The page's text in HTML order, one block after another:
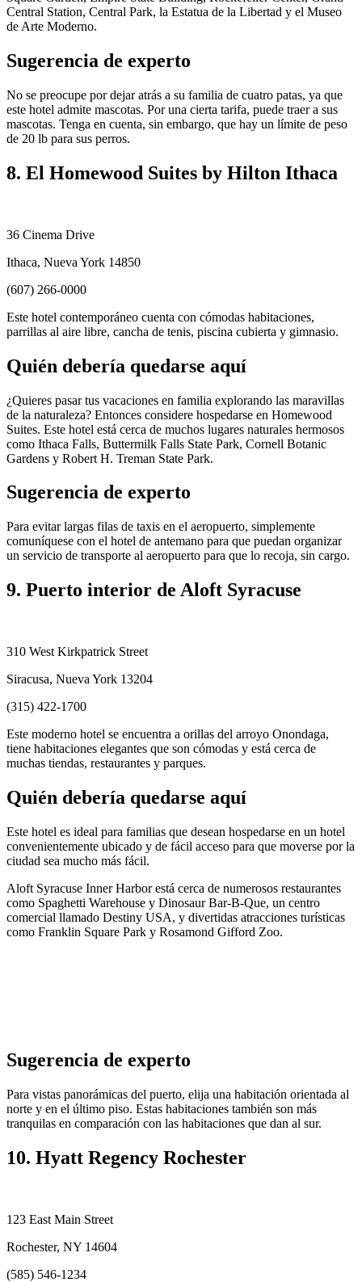
Central Station, Central Park, la Estatua de la Libertad y el Museo
de Arte Moderno.
Sugerencia de experto
No se preocupe por dejar atrás a su familia de cuatro patas, ya que
este hotel admite mascotas. Por una cierta tarifa, puede traer a sus
mascotas. Tenga en cuenta, sin embargo, que hay un límite de peso
de 20 lb para sus perros.
8. El Homewood Suites by Hilton Ithaca
36 Cinema Drive
Ithaca, Nueva York 14850
(607) 266-0000
Este hotel contemporáneo cuenta con cómodas habitaciones,
parrillas al aire libre, cancha de tenis, piscina cubierta y gimnasio.
Quién debería quedarse aquí
¿Quieres pasar tus vacaciones en familia explorando las maravillas
de la naturaleza? Entonces considere hospedarse en Homewood
Suites. Este hotel está cerca de muchos lugares naturales hermosos
como Ithaca Falls, Buttermilk Falls State Park, Cornell Botanic
Gardens y Robert H. Treman State Park.
Sugerencia de experto
Para evitar largas filas de taxis en el aeropuerto, simplemente
comuníquese con el hotel de antemano para que puedan organizar
un servicio de transporte al aeropuerto para que lo recoja, sin cargo.
9. Puerto interior de Aloft Syracuse
310 West Kirkpatrick Street
Siracusa, Nueva York 13204
(315) 422-1700
Este moderno hotel se encuentra a orillas del arroyo Onondaga,
tiene habitaciones elegantes que son cómodas y está cerca de
muchas tiendas, restaurantes y parques.
Quién debería quedarse aquí
Este hotel es ideal para familias que desean hospedarse en un hotel
convenientemente ubicado y de fácil acceso para que moverse por la
ciudad sea mucho más fácil.
Aloft Syracuse Inner Harbor está cerca de numerosos restaurantes
como Spaghetti Warehouse y Dinosaur Bar-B-Que, un centro
comercial llamado Destiny USA, y divertidas atracciones turísticas
como Franklin Square Park y Rosamond Gifford Zoo.
Sugerencia de experto
Para vistas panorámicas del puerto, elija una habitación orientada al
norte y en el último piso. Estas habitaciones también son más
tranquilas en comparación con las habitaciones que dan al sur.
10. Hyatt Regency Rochester
123 East Main Street
Rochester, NY 14604
(585) 546-1234